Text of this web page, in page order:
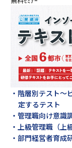
・階層別テスト～
定するテスト
・管理職向け意識
・上級管理職（上
・部門経営者育成